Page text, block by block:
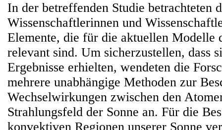
In der betreffenden Studie betrachteten
Wissenschaftlerinnen und
Elemente, die für die aktuellen Modelle
relevant sind. Um sicherzustellen, dass
Ergebnisse erhielten, wendeten die
mehrere unabhängige Methoden zur
Wechselwirkungen zwischen den
Strahlungsfeld der Sonne an. Für die
konvektiven Regionen unserer Sonne